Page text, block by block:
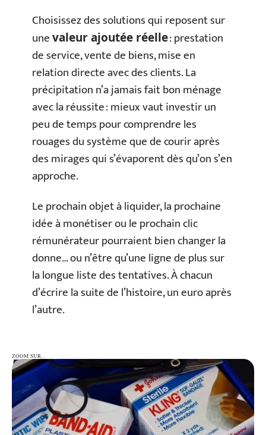
Choisissez des solutions qui reposent sur
unevaleur ajoutée réelle: prestation
de service, vente de biens, mise en
relation directe avec des clients. La
précipitation n’a jamais fait bon ménage
avec la réussite : mieux vaut investir un
peu de temps pour comprendre les
rouages du système que de courir après
des mirages qui s’évaporent dès qu’on s’en
approche.
Le prochain objet à liquider, la prochaine
idée à monétiser ou le prochain clic
rémunérateur pourraient bien changer la
donne… ou n’être qu’une ligne de plus sur
la longue liste des tentatives. À chacun
d’écrire la suite de l’histoire, un euro après
l’autre.
ZOOM SUR…
ZOOM SUR…